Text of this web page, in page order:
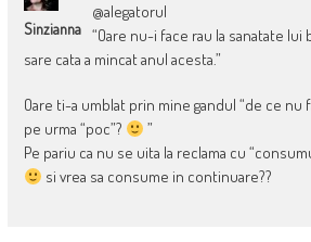
Sinzianna
@alegatorul
“Oare nu-i face rau la sanatate lui
sare cata a mincat anul acesta.”
Oare ti-a umblat prin mine gandul “de ce
pe urma “poc”?
”
Pe pariu ca nu se uita la reclama cu
si vrea sa consume in continuare??